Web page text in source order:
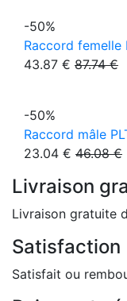
-50%
Raccord
43.87 € 87.74 €
-50%
Raccord mâle
23.04 € 46.08 €
Livraison
Livraison gratuite
Satisfaction
Satisfait ou